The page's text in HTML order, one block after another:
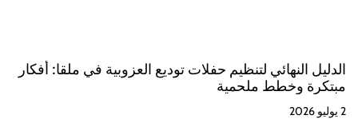
الدليل النهائي لتنظيم حفلات توديع العزوبية في ملقا: أفكار
مبتكرة وخطط ملحمية
2 يوليو 2026